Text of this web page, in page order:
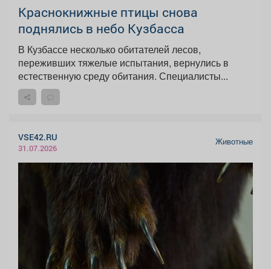
Краснокнижные птицы снова
поднялись в небо Кузбасса
В Кузбассе несколько обитателей лесов,
переживших тяжелые испытания, вернулись в
естественную среду обитания. Специалисты...
VSE42.RU
31.07.2026
Животные